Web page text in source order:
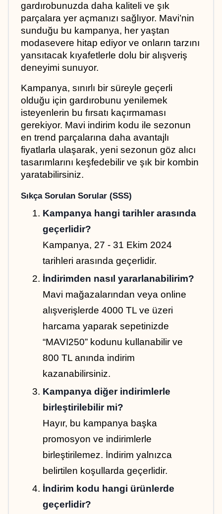
gardırobunuzda daha kaliteli ve şık
parçalara yer açmanızı sağlıyor. Mavi’nin
sunduğu bu kampanya, her yaştan
modasevere hitap ediyor ve onların tarzını
yansıtacak kıyafetlerle dolu bir alışveriş
deneyimi sunuyor.
Kampanya, sınırlı bir süreyle geçerli
olduğu için gardırobunu yenilemek
isteyenlerin bu fırsatı kaçırmaması
gerekiyor. Mavi indirim kodu ile sezonun
en trend parçalarına daha avantajlı
fiyatlarla ulaşarak, yeni sezonun göz alıcı
tasarımlarını keşfedebilir ve şık bir kombin
yaratabilirsiniz.
Sıkça Sorulan Sorular (SSS)
Kampanya hangi tarihler arasında
geçerlidir?
Kampanya, 27 - 31 Ekim 2024
tarihleri arasında geçerlidir.
İndirimden nasıl yararlanabilirim?
Mavi mağazalarından veya online
alışverişlerde 4000 TL ve üzeri
harcama yaparak sepetinizde
“MAVI250” kodunu kullanabilir ve
800 TL anında indirim
kazanabilirsiniz.
Kampanya diğer indirimlerle
birleştirilebilir mi?
Hayır, bu kampanya başka
promosyon ve indirimlerle
birleştirilemez. İndirim yalnızca
belirtilen koşullarda geçerlidir.
İndirim kodu hangi ürünlerde
geçerlidir?